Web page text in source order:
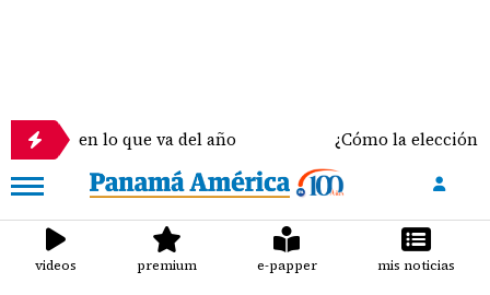
lo que va del año ¿Cómo la elección del
videos premium e-papper mis noticias